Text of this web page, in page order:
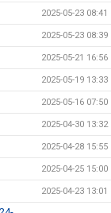
2025-05-23 08:41
2025-05-23 08:39
2025-05-21 16:56
2025-05-19 13:33
2025-05-16 07:50
2025-04-30 13:32
2025-04-28 15:55
2025-04-25 15:00
2025-04-23 13:01